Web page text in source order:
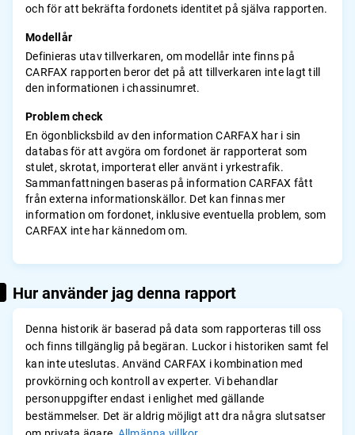
och för att bekräfta fordonets identitet på själva rapporten.
Modellår
Definieras utav tillverkaren, om modellår inte finns på
CARFAX rapporten beror det på att tillverkaren inte lagt till
den informationen i chassinumret.
Problem check
En ögonblicksbild av den information CARFAX har i sin
databas för att avgöra om fordonet är rapporterat som
stulet, skrotat, importerat eller använt i yrkestrafik.
Sammanfattningen baseras på information CARFAX fått
från externa informationskällor. Det kan finnas mer
information om fordonet, inklusive eventuella problem, som
CARFAX inte har kännedom om.
Hur använder jag denna rapport
Denna historik är baserad på data som rapporteras till oss
och finns tillgänglig på begäran. Luckor i historiken samt fel
kan inte uteslutas. Använd CARFAX i kombination med
provkörning och kontroll av experter. Vi behandlar
personuppgifter endast i enlighet med gällande
bestämmelser. Det är aldrig möjligt att dra några slutsatser